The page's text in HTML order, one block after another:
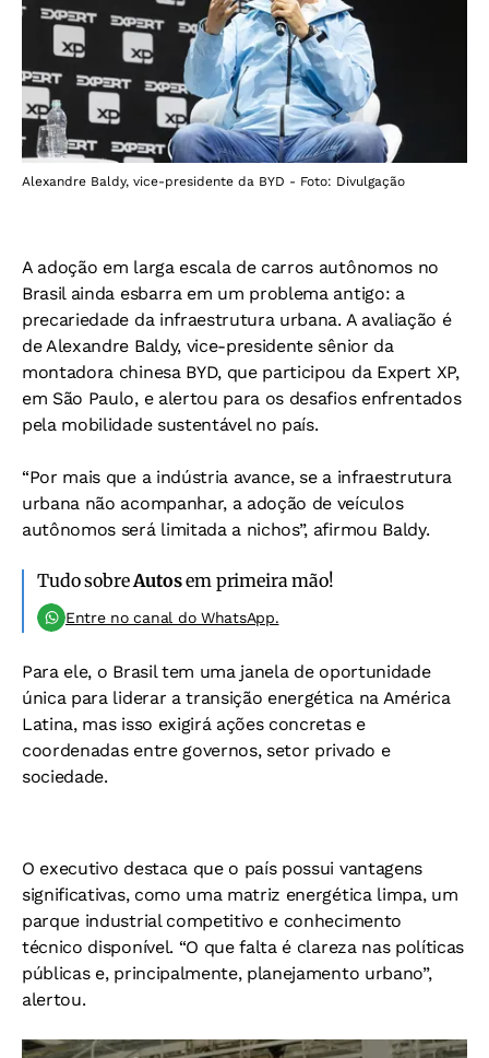
Alexandre Baldy, vice-presidente da BYD - Foto: Divulgação
A adoção em larga escala de carros autônomos no
Brasil ainda esbarra em um problema antigo: a
precariedade da infraestrutura urbana. A avaliação é
de Alexandre Baldy, vice-presidente sênior da
montadora chinesa BYD, que participou da Expert XP,
em São Paulo, e alertou para os desafios enfrentados
pela mobilidade sustentável no país.
“Por mais que a indústria avance, se a infraestrutura
urbana não acompanhar, a adoção de veículos
autônomos será limitada a nichos”, afirmou Baldy.
Tudo sobreAutosem primeira mão!
Entre no canal do WhatsApp.
Para ele, o Brasil tem uma janela de oportunidade
única para liderar a transição energética na América
Latina, mas isso exigirá ações concretas e
coordenadas entre governos, setor privado e
sociedade.
O executivo destaca que o país possui vantagens
significativas, como uma matriz energética limpa, um
parque industrial competitivo e conhecimento
técnico disponível. “O que falta é clareza nas políticas
públicas e, principalmente, planejamento urbano”,
alertou.